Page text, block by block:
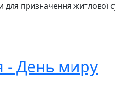
призначення житлової
- День миру